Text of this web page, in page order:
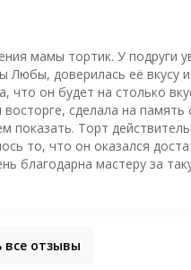
мамы тортик. У подруги
доверилась её вкусу и
что он будет на столько
сделала на память
показать. Торт
то, что он оказался
благодарна мастеру за
все отзывы